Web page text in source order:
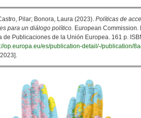
Pilar; Bonora, Laura (2023). Políticas de
para un diálogo político. European
de Publicaciones de la Unión Europea. 161 p.
op.europa.eu/es/publication-detail/-/publication/